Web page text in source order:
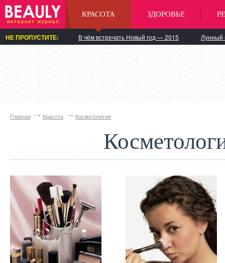
КРАСОТА ЗДОРОВЬЕ
НЕ ПРОПУСТИТЕ: В чём встречать Новый год — 2015 Лунный
Главная Красота Косметология